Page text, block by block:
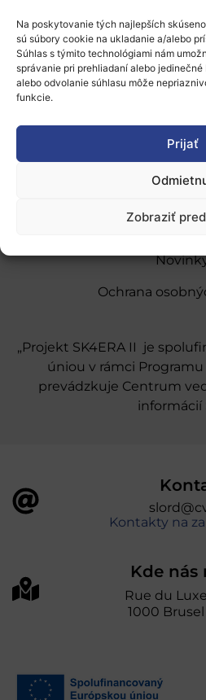
Na poskytovanie tých najlepších
sú súbory cookie na ukladanie a/alebo
Súhlas s týmito technológiami nám
správanie pri prehliadaní alebo
alebo odvolanie súhlasu môže
funkcie.
Prijať
Zobraziť
O nás
Naše
Stáže a
Ochrana
„Projekt SK4ERA II je
úniou v rámci Programu
prevádzkuje Centrum
informácií
Kontakty na
Kde nás
Rue du
1000